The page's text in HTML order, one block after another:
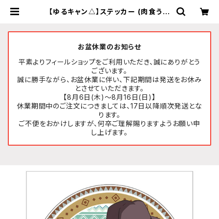
【ゆるキャン△】ステッカー (肉食うか
お盆休業のお知らせ
平素よりフィールショップをご利用いただき、誠にありがとう
ございます。
誠に勝手ながら、お盆休業に伴い、下記期間は発送をお休み
とさせていただきます。
【8月6日(木)～8月16日(日)】
休業期間中のご注文につきましては、17日以降順次発送とな
ります。
ご不便をおかけしますが、何卒ご理解賜りますようお願い申
し上げます。